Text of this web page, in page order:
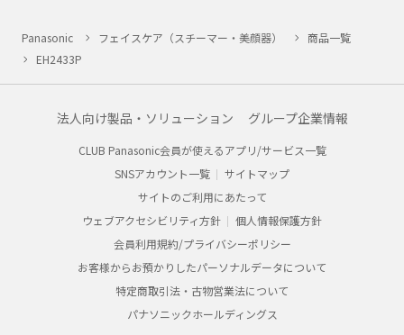
Panasonic フェイスケア（スチーマー・美顔器）
商品一覧
EH2433P
法人向け製品・ソリューション グループ企業情報
CLUB Panasonic会員が使えるアプリ/サービス一覧
SNSアカウント一覧
サイトマップ
サイトのご利用にあたって
ウェブアクセシビリティ方針
個人情報保護方針
会員利用規約/プライバシーポリシー
お客様からお預かりしたパーソナルデータについて
特定商取引法・古物営業法について
パナソニックホールディングス